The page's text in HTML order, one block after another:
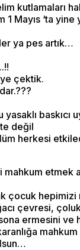
kutlamaları
Mayıs ‘ta yine
ya pes artık…
çektik.
baskıcı
değil
herkesi
etmek
çocuk
çevresi,
sona ermesini